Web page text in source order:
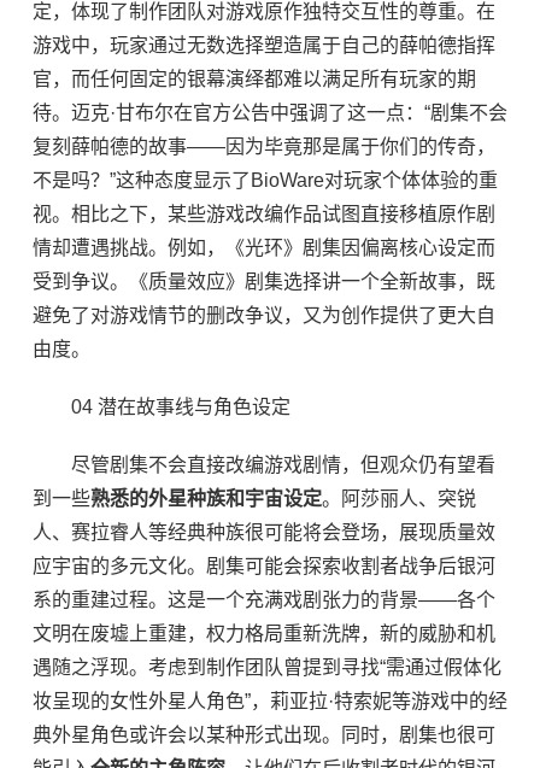
定，体现了制作团队对游戏原作独特交互性的尊重。在
游戏中，玩家通过无数选择塑造属于自己的薛帕德指挥
官，而任何固定的银幕演绎都难以满足所有玩家的期
待。迈克·甘布尔在官方公告中强调了这一点：“剧集不会
复刻薛帕德的故事——因为毕竟那是属于你们的传奇，
不是吗？”这种态度显示了BioWare对玩家个体体验的重
视。相比之下，某些游戏改编作品试图直接移植原作剧
情却遭遇挑战。例如，《光环》剧集因偏离核心设定而
受到争议。《质量效应》剧集选择讲一个全新故事，既
避免了对游戏情节的删改争议，又为创作提供了更大自
由度。
04 潜在故事线与角色设定
尽管剧集不会直接改编游戏剧情，但观众仍有望看
到一些熟悉的外星种族和宇宙设定。阿莎丽人、突锐
人、赛拉睿人等经典种族很可能将会登场，展现质量效
应宇宙的多元文化。剧集可能会探索收割者战争后银河
系的重建过程。这是一个充满戏剧张力的背景——各个
文明在废墟上重建，权力格局重新洗牌，新的威胁和机
遇随之浮现。考虑到制作团队曾提到寻找“需通过假体化
妆呈现的女性外星人角色”，莉亚拉·特索妮等游戏中的经
典外星角色或许会以某种形式出现。同时，剧集也很可